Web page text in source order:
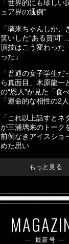
「世界的にも珍し
ュア界の通例”
「璃来ちゃんしか
笑いした“ある質問
演技はこう変わった
った」
「普通の女子学生
ら真面目」木原龍
の“恩人”が見た「食
「運命的な相性の2人
「これ以上話すと
が三浦璃来のトーク
前例なきアイスショ
めた思い
もっと見る
最新号